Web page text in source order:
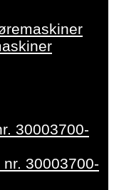
30003700-
30003700-